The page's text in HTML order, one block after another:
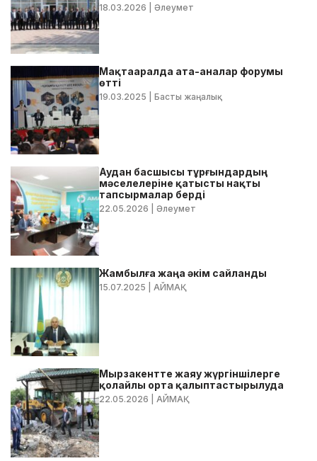
18.03.2026 | Әлеумет
Мақтааралда ата-аналар форумы
өтті
19.03.2025 | Басты жаңалық
Аудан басшысы тұрғындардың
мәселелеріне қатысты нақты
тапсырмалар берді
22.05.2026 | Әлеумет
Жамбылға жаңа әкім сайланды
15.07.2025 | АЙМАҚ
Мырзакентте жаяу жүргіншілерге
қолайлы орта қалыптастырылуда
22.05.2026 | АЙМАҚ